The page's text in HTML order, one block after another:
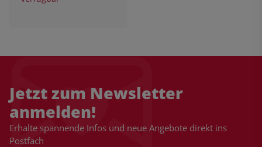
Jetzt zum Newsletter
anmelden!
Erhalte spannende Infos und neue Angebote direkt ins
Postfach